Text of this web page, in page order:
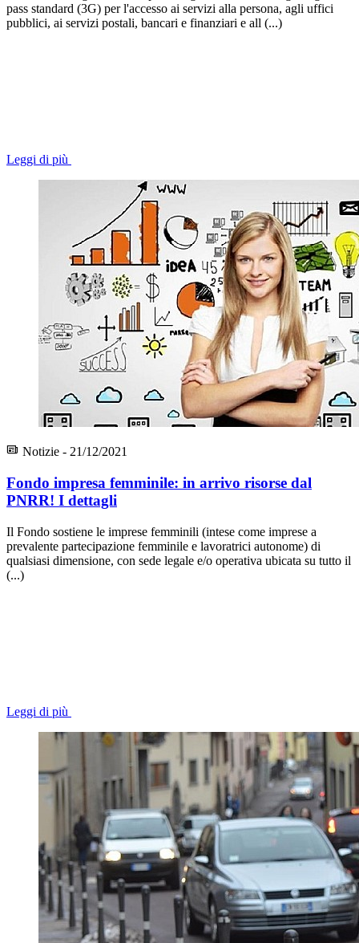
pass standard (3G) per l'accesso ai servizi alla persona, agli uffici
pubblici, ai servizi postali, bancari e finanziari e all (...)
Leggi di più
Notizie - 21/12/2021
Fondo impresa femminile: in arrivo risorse dal
PNRR! I dettagli
Il Fondo sostiene le imprese femminili (intese come imprese a
prevalente partecipazione femminile e lavoratrici autonome) di
qualsiasi dimensione, con sede legale e/o operativa ubicata su tutto il
(...)
Leggi di più